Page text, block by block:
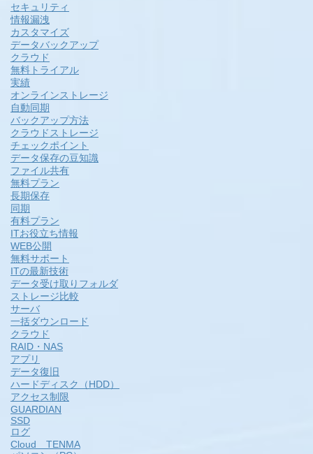
セキュリティ
情報漏洩
カスタマイズ
データバックアップ
クラウド
無料トライアル
実績
オンラインストレージ
自動同期
バックアップ方法
クラウドストレージ
チェックポイント
データ保存の豆知識
ファイル共有
無料プラン
長期保存
同期
有料プラン
ITお役立ち情報
WEB公開
無料サポート
ITの最新技術
データ受け取りフォルダ
ストレージ比較
サーバ
一括ダウンロード
クラウド
RAID・NAS
アプリ
データ復旧
ハードディスク（HDD）
アクセス制限
GUARDIAN
SSD
ログ
Cloud TENMA